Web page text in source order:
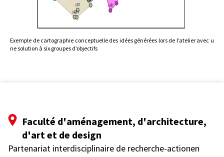
Exemple de cartographie conceptuelle des idées générées lors de l’atelier avec u
ne solution à six groupes d’objectifs
Faculté d'aménagement, d'architecture,
d'art et de design
Partenariat interdisciplinaire de recherche-actionen